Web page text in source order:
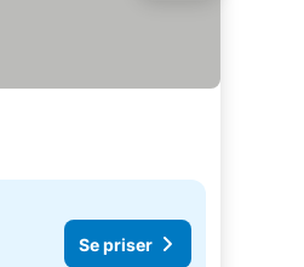
Se priser